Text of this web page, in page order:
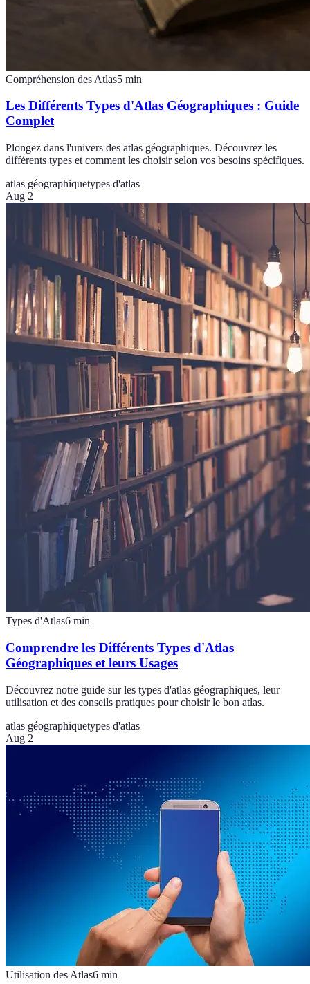
Compréhension des Atlas5 min
Les Différents Types d'Atlas Géographiques : Guide
Complet
Plongez dans l'univers des atlas géographiques. Découvrez les
différents types et comment les choisir selon vos besoins spécifiques.
atlas géographiquetypes d'atlas
Aug 2
Types d'Atlas6 min
Comprendre les Différents Types d'Atlas
Géographiques et leurs Usages
Découvrez notre guide sur les types d'atlas géographiques, leur
utilisation et des conseils pratiques pour choisir le bon atlas.
atlas géographiquetypes d'atlas
Aug 2
Utilisation des Atlas6 min